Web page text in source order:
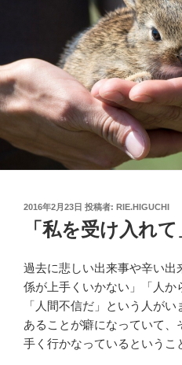
投
2016年2月23日 投稿者: RIE.HIGUCHI
「私を受け入れ
過去に悲しい出来事や辛い出
係が上手くいかない」「人か
「人間不信だ」という人が
あることが癖になっていて、
手く行かなっているというこ